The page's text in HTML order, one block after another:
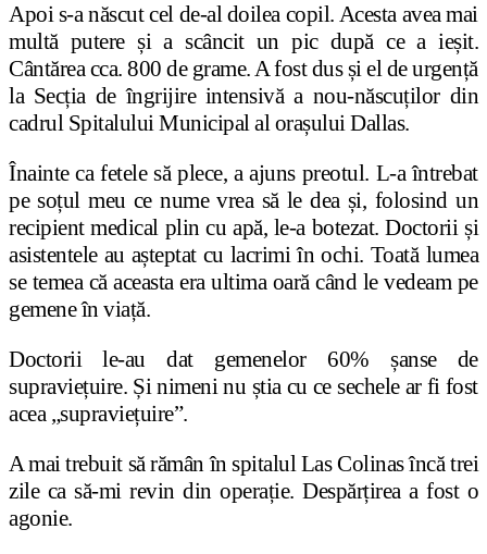
Apoi s-a născut cel de-al doilea copil. Acesta avea mai
multă putere și a scâncit un pic după ce a ieșit.
Cântărea cca. 800 de grame. A fost dus și el de urgență
la Secția de îngrijire intensivă a nou-născuților din
cadrul Spitalului Municipal al orașului Dallas.
Înainte ca fetele să plece, a ajuns preotul. L-a întrebat
pe soțul meu ce nume vrea să le dea și, folosind un
recipient medical plin cu apă, le-a botezat. Doctorii și
asistentele au așteptat cu lacrimi în ochi. Toată lumea
se temea că aceasta era ultima oară când le vedeam pe
gemene în viață.
Doctorii le-au dat gemenelor 60% șanse de
supraviețuire. Și nimeni nu știa cu ce sechele ar fi fost
acea „supraviețuire”.
A mai trebuit să rămân în spitalul Las Colinas încă trei
zile ca să-mi revin din operație. Despărțirea a fost o
agonie.